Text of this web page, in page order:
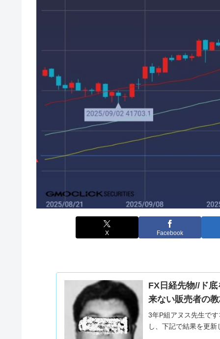
X Facebook
FX日経先物//ド
来ない販売者の
3年P組アヌス先生で
し、下記で結果を更新